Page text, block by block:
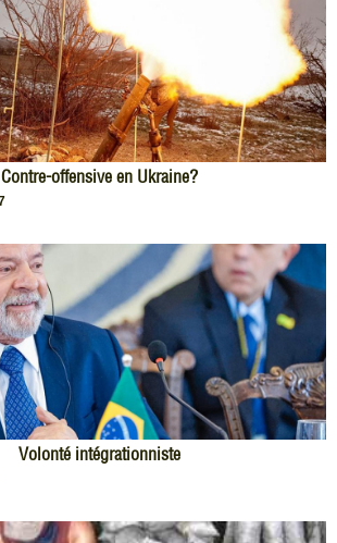
Contre-offensive en Ukraine?
Volonté intégrationniste